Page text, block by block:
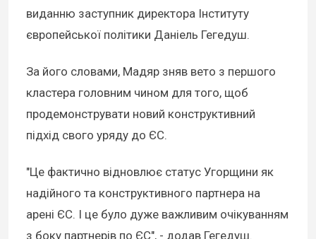
виданню заступник директора Інституту
європейської політики Даніель Гегедуш.
За його словами, Мадяр зняв вето з першого
кластера головним чином для того, щоб
продемонструвати новий конструктивний
підхід свого уряду до ЄС.
"Це фактично відновлює статус Угорщини як
надійного та конструктивного партнера на
арені ЄС. І це було дуже важливим очікуванням
з боку партнерів по ЄС", - додав Гегедуш.